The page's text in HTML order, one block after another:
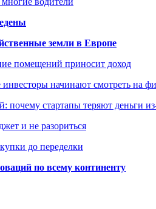
земли в Европе
помещений приносит доход
начинают смотреть на
почему стартапы теряют деньги
и не разориться
до переделки
по всему континенту